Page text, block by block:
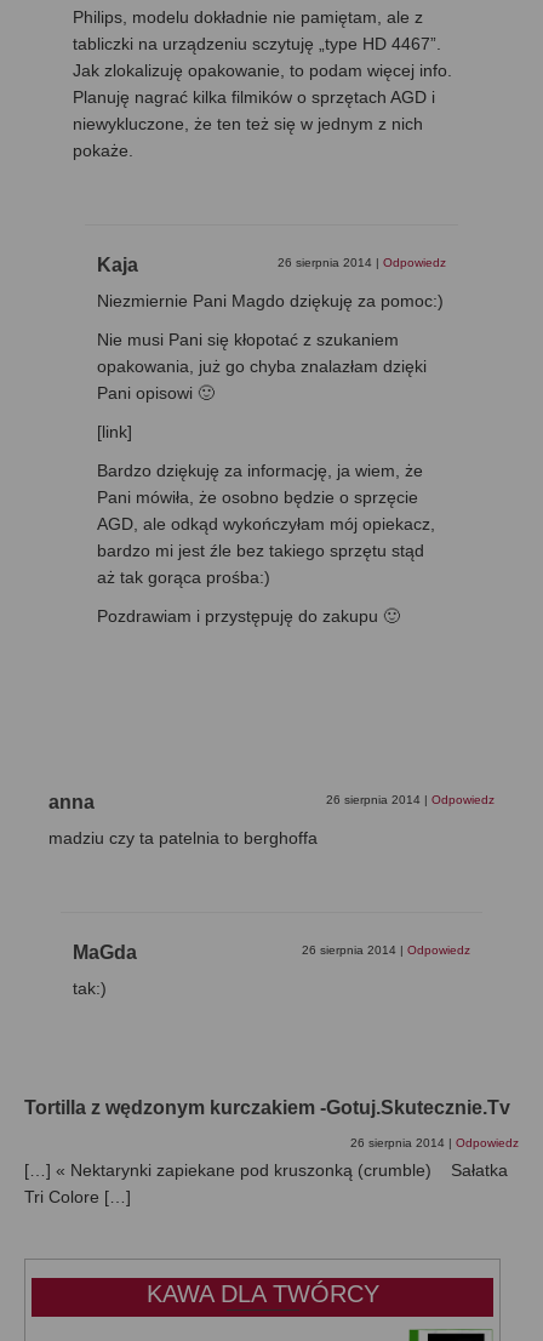
Philips, modelu dokładnie nie pamiętam, ale z
tabliczki na urządzeniu sczytuję „type HD 4467”.
Jak zlokalizuję opakowanie, to podam więcej info.
Planuję nagrać kilka filmików o sprzętach AGD i
niewykluczone, że ten też się w jednym z nich
pokaże.
Kaja 26 sierpnia 2014 | Odpowiedz
Niezmiernie Pani Magdo dziękuję za pomoc:)
Nie musi Pani się kłopotać z szukaniem
opakowania, już go chyba znalazłam dzięki
Pani opisowi 🙂
[link]
Bardzo dziękuję za informację, ja wiem, że
Pani mówiła, że osobno będzie o sprzęcie
AGD, ale odkąd wykończyłam mój opiekacz,
bardzo mi jest źle bez takiego sprzętu stąd
aż tak gorąca prośba:)
Pozdrawiam i przystępuję do zakupu 🙂
anna 26 sierpnia 2014 | Odpowiedz
madziu czy ta patelnia to berghoffa
MaGda 26 sierpnia 2014 | Odpowiedz
tak:)
Tortilla z wędzonym kurczakiem -Gotuj.Skutecznie.Tv
26 sierpnia 2014 | Odpowiedz
[…] « Nektarynki zapiekane pod kruszonką (crumble) Sałatka
Tri Colore […]
KAWA DLA TWÓRCY